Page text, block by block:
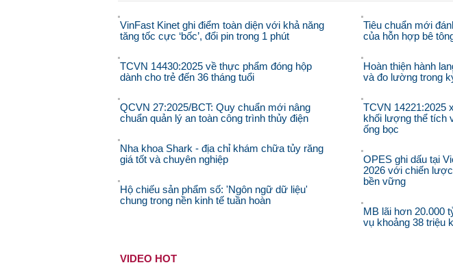
VinFast Kinet ghi điểm toàn diện với khả năng
tăng tốc cực ‘bốc’, đổi pin trong 1 phút
TCVN 14430:2025 về thực phẩm đóng hộp
dành cho trẻ đến 36 tháng tuổi
QCVN 27:2025/BCT: Quy chuẩn mới nâng
chuẩn quản lý an toàn công trình thủy điện
Nha khoa Shark - địa chỉ khám chữa tủy răng
giá tốt và chuyên nghiệp
Hộ chiếu sản phẩm số: 'Ngôn ngữ dữ liệu'
chung trong nền kinh tế tuần hoàn
Tiêu chuẩn mới
của hỗn hợp bê
Hoàn thiện hành
và đo lường trong
TCVN 14221:2025
khối lượng thể tích
ống bọc
OPES ghi dấu tại
2026 với chiến
bền vững
MB lãi hơn 20.000
vụ khoảng 38 triệu
VIDEO HOT